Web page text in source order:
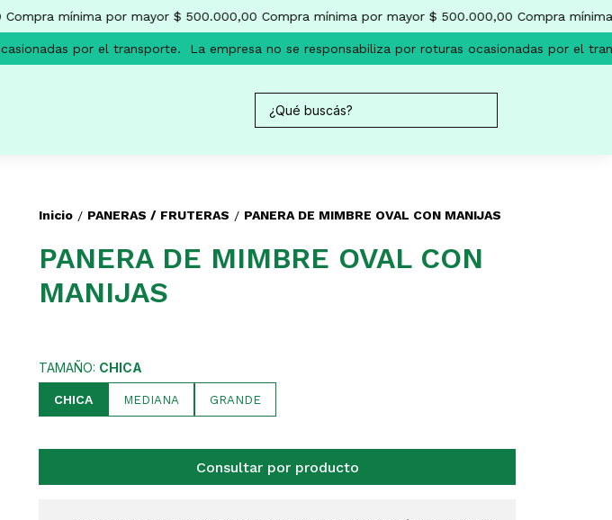
mínima por mayor $ 500.000,00 Compra mínima por mayor $ 500.000,00 Compra
por el transporte. La empresa no se responsabiliza por roturas ocasionadas por el
Inicio / PANERAS / FRUTERAS / PANERA DE MIMBRE OVAL CON MANIJAS
PANERA DE MIMBRE OVAL CON
MANIJAS
TAMAÑO: CHICA
CHICA MEDIANA GRANDE
Consultar por producto